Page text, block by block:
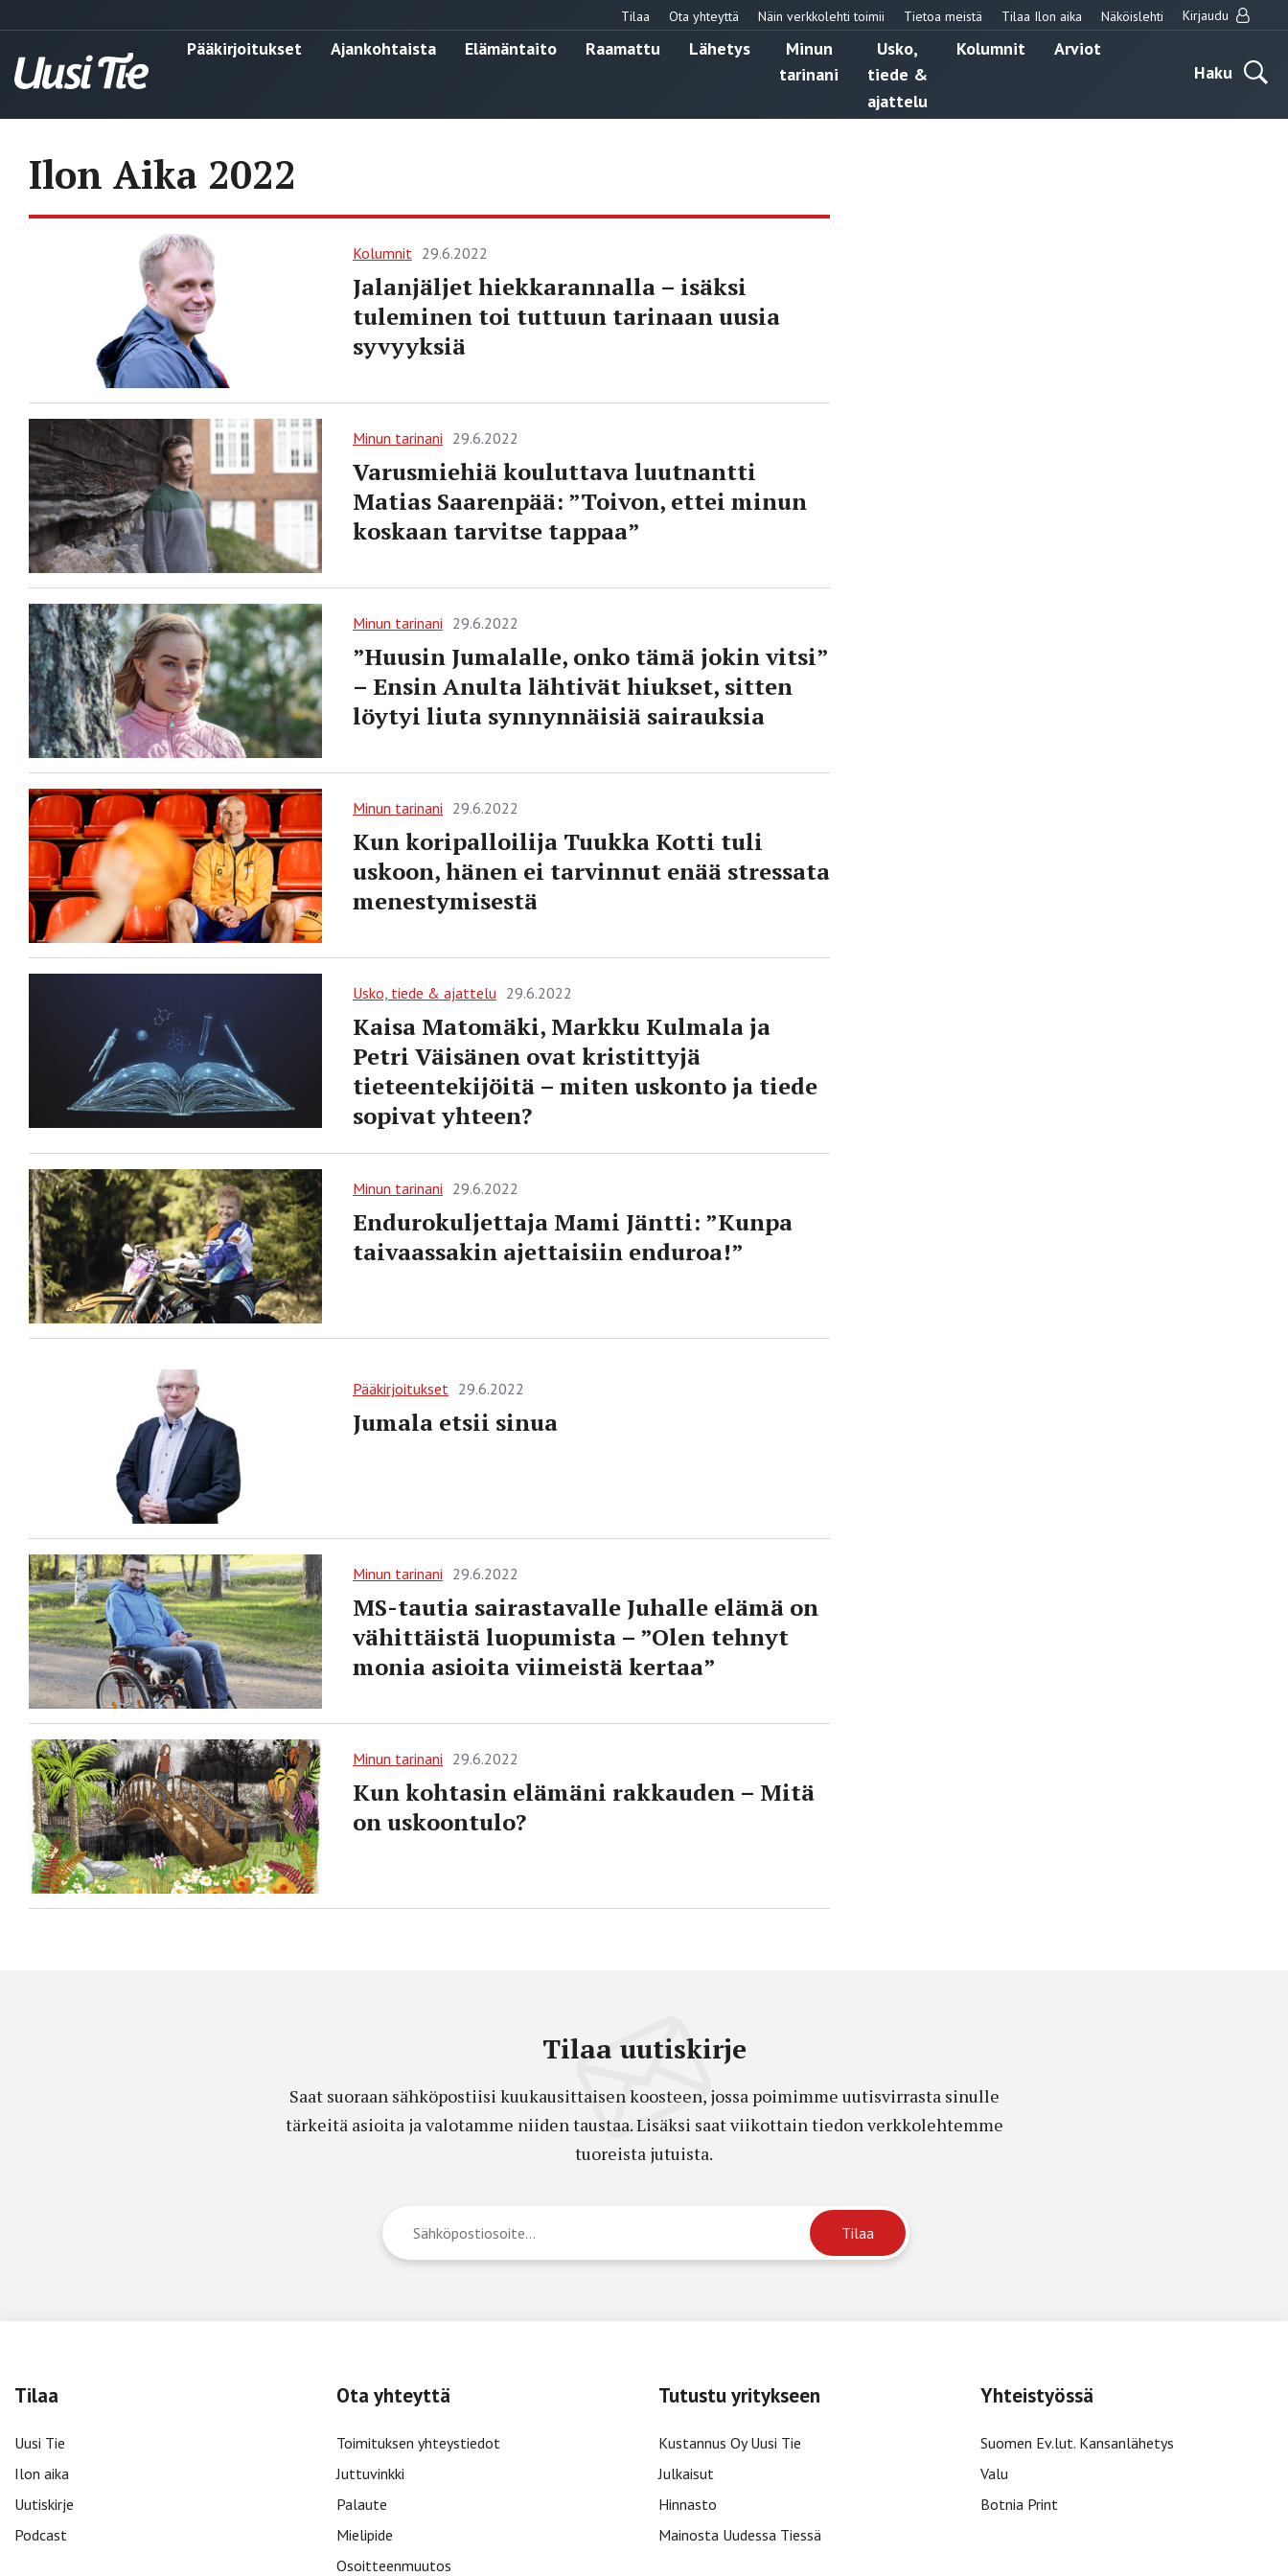
Tilaa Ota yhteyttä Näin verkkolehti toimii Tietoa meistä Tilaa Ilon aika Näköislehti Kirjaudu
Pääkirjoitukset Ajankohtaista Elämäntaito Raamattu Lähetys
Minun
tarinani
Usko,
tiede &
ajattelu
Kolumnit
Arviot
Haku
Ilon Aika 2022
Kolumnit 29.6.2022
Jalanjäljet hiekkarannalla – isäksi
tuleminen toi tuttuun tarinaan uusia
syvyyksiä
Minun tarinani 29.6.2022
Varusmiehiä kouluttava luutnantti
Matias Saarenpää: ”Toivon, ettei minun
koskaan tarvitse tappaa”
Minun tarinani 29.6.2022
”Huusin Jumalalle, onko tämä jokin vitsi”
– Ensin Anulta lähtivät hiukset, sitten
löytyi liuta synnynnäisiä sairauksia
Minun tarinani 29.6.2022
Kun koripalloilija Tuukka Kotti tuli
uskoon, hänen ei tarvinnut enää stressata
menestymisestä
Usko, tiede & ajattelu 29.6.2022
Kaisa Matomäki, Markku Kulmala ja
Petri Väisänen ovat kristittyjä
tieteentekijöitä – miten uskonto ja tiede
sopivat yhteen?
Minun tarinani 29.6.2022
Endurokuljettaja Mami Jäntti: ”Kunpa
taivaassakin ajettaisiin enduroa!”
Pääkirjoitukset 29.6.2022
Jumala etsii sinua
Minun tarinani 29.6.2022
MS-tautia sairastavalle Juhalle elämä on
vähittäistä luopumista – ”Olen tehnyt
monia asioita viimeistä kertaa”
Minun tarinani 29.6.2022
Kun kohtasin elämäni rakkauden – Mitä
on uskoontulo?
Tilaa uutiskirje
Saat suoraan sähköpostiisi kuukausittaisen koosteen, jossa poimimme uutisvirrasta sinulle
tärkeitä asioita ja valotamme niiden taustaa. Lisäksi saat viikottain tiedon verkkolehtemme
tuoreista jutuista.
Tilaa
Uusi Tie
Ilon aika
Uutiskirje
Podcast
Ota yhteyttä
Toimituksen yhteystiedot
Juttuvinkki
Palaute
Mielipide
Osoitteenmuutos
Tutustu yritykseen
Kustannus Oy Uusi Tie
Julkaisut
Hinnasto
Mainosta Uudessa Tiessä
Yhteistyössä
Suomen Ev.lut. Kansanlähetys
Valu
Botnia Print